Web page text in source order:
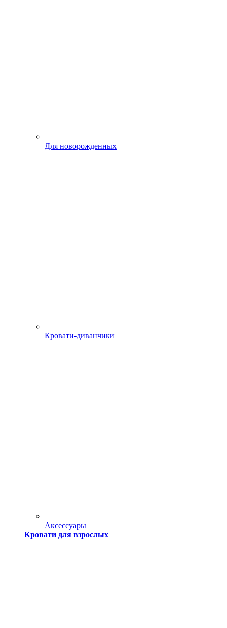
Для новорожденных
Кровати-диванчики
Аксессуары
Кровати для взрослых